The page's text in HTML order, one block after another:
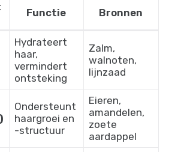
Functie Bronnen
Hydrateert
haar,
vermindert
ontsteking
Zalm,
walnoten,
lijnzaad
Ondersteunt
haargroei en
-structuur
Eieren,
amandelen,
zoete
aardappel